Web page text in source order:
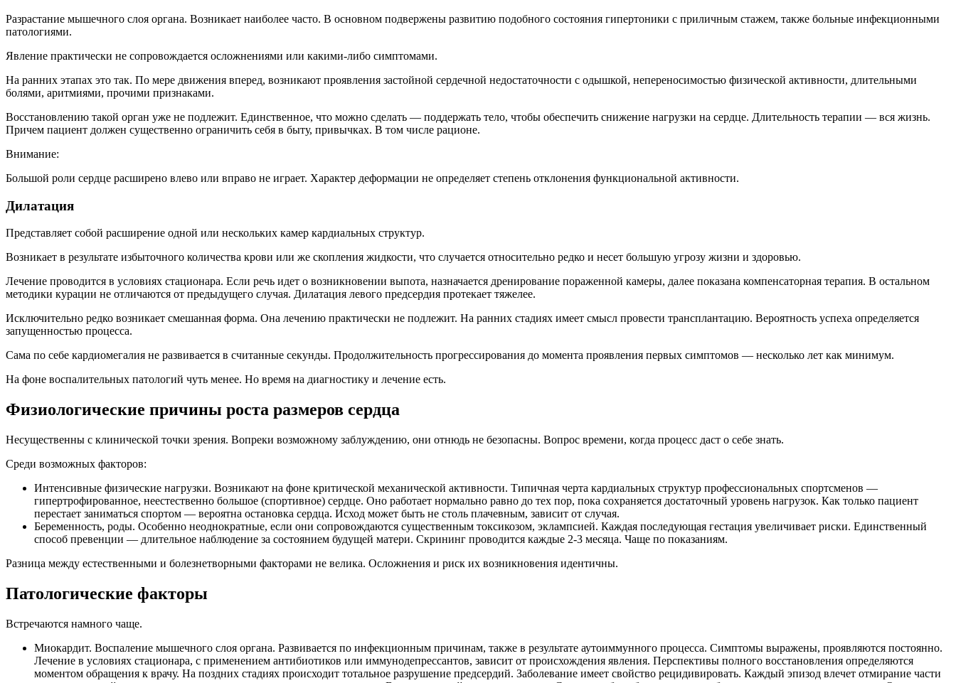
Разрастание мышечного слоя органа. Возникает наиболее часто. В основном подвержены развитию подобного состояния гипертоники с приличным стажем, также больные инфекционными
патологиями.
Явление практически не сопровождается осложнениями или какими-либо симптомами.
На ранних этапах это так. По мере движения вперед, возникают проявления застойной сердечной недостаточности с одышкой, непереносимостью физической активности, длительными
болями, аритмиями, прочими признаками.
Восстановлению такой орган уже не подлежит. Единственное, что можно сделать — поддержать тело, чтобы обеспечить снижение нагрузки на сердце. Длительность терапии — вся жизнь.
Причем пациент должен существенно ограничить себя в быту, привычках. В том числе рационе.
Внимание:
Большой роли сердце расширено влево или вправо не играет. Характер деформации не определяет степень отклонения функциональной активности.
Дилатация
Представляет собой расширение одной или нескольких камер кардиальных структур.
Возникает в результате избыточного количества крови или же скопления жидкости, что случается относительно редко и несет большую угрозу жизни и здоровью.
Лечение проводится в условиях стационара. Если речь идет о возникновении выпота, назначается дренирование пораженной камеры, далее показана компенсаторная терапия. В остальном
методики курации не отличаются от предыдущего случая. Дилатация левого предсердия протекает тяжелее.
Исключительно редко возникает смешанная форма. Она лечению практически не подлежит. На ранних стадиях имеет смысл провести трансплантацию. Вероятность успеха определяется
запущенностью процесса.
Сама по себе кардиомегалия не развивается в считанные секунды. Продолжительность прогрессирования до момента проявления первых симптомов — несколько лет как минимум.
На фоне воспалительных патологий чуть менее. Но время на диагностику и лечение есть.
Физиологические причины роста размеров сердца
Несущественны с клинической точки зрения. Вопреки возможному заблуждению, они отнюдь не безопасны. Вопрос времени, когда процесс даст о себе знать.
Среди возможных факторов:
Интенсивные физические нагрузки. Возникают на фоне критической механической активности. Типичная черта кардиальных структур профессиональных спортсменов —
гипертрофированное, неестественно большое (спортивное) сердце. Оно работает нормально равно до тех пор, пока сохраняется достаточный уровень нагрузок. Как только пациент
перестает заниматься спортом — вероятна остановка сердца. Исход может быть не столь плачевным, зависит от случая.
Беременность, роды. Особенно неоднократные, если они сопровождаются существенным токсикозом, эклампсией. Каждая последующая гестация увеличивает риски. Единственный
способ превенции — длительное наблюдение за состоянием будущей матери. Скрининг проводится каждые 2-3 месяца. Чаще по показаниям.
Разница между естественными и болезнетворными факторами не велика. Осложнения и риск их возникновения идентичны.
Патологические факторы
Встречаются намного чаще.
Миокардит. Воспаление мышечного слоя органа. Развивается по инфекционным причинам, также в результате аутоиммунного процесса. Симптомы выражены, проявляются постоянно.
Лечение в условиях стационара, с применением антибиотиков или иммунодепрессантов, зависит от происхождения явления. Перспективы полного восстановления определяются
моментом обращения к врачу. На поздних стадиях происходит тотальное разрушение предсердий. Заболевание имеет свойство рецидивировать. Каждый эпизод влечет отмирание части